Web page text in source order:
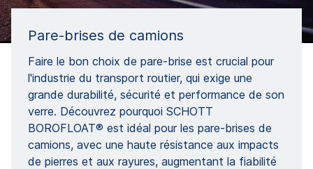
Pare-brises de camions
Faire le bon choix de pare-brise est crucial pour
l'industrie du transport routier, qui exige une
grande durabilité, sécurité et performance de son
verre. Découvrez pourquoi SCHOTT
BOROFLOAT® est idéal pour les pare-brises de
camions, avec une haute résistance aux impacts
de pierres et aux rayures, augmentant la fiabilité